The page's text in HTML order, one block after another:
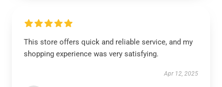
This store offers quick and reliable service, and my
shopping experience was very satisfying.
Apr 12, 2025